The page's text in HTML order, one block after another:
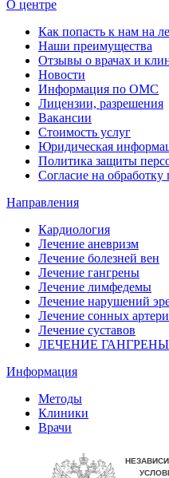
О центре
Как попасть к нам на
Наши преимущества
Отзывы о врачах и
Новости
Информация по ОМС
Лицензии, разрешения
Вакансии
Стоимость услуг
Юридическая
Политика защиты
Согласие на
Направления
Кардиология
Лечение аневризм
Лечение болезней вен
Лечение гангрены
Лечение лимфедемы
Лечение нарушений
Лечение сонных
Лечение суставов
ЛЕЧЕНИЕ ГАНГРЕНЫ
Информация
Методы
Клиники
Врачи